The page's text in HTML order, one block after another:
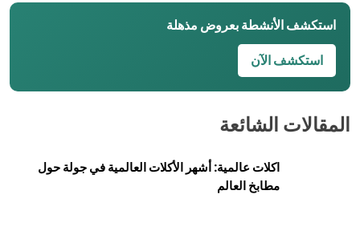
استكشف الأنشطة بعروض مذهلة
استكشف الآن
المقالات الشائعة
اكلات عالمية: أشهر الأكلات العالمية في جولة حول
مطابخ العالم